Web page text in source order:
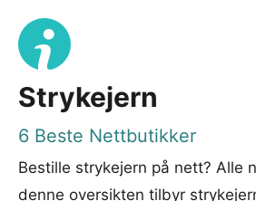
Strykejern
6 Beste Nettbutikker
Bestille strykejern på nett? Alle
denne oversikten tilbyr